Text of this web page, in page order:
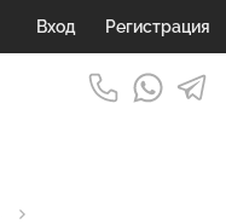
Вход Регистрация